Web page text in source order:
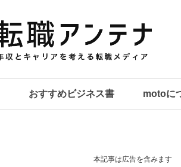
おすすめビジネス書 motoに
本記事は広告を含みます